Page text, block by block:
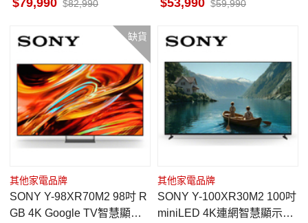
79,990 82,990 53,990 59,990
缺貨
其他家電品牌
SONY Y-98XR70M2 98吋 R
GB 4K Google TV智慧顯示
其他家電品牌
SONY Y-100XR30M2 100吋
miniLED 4K連網智慧顯示器